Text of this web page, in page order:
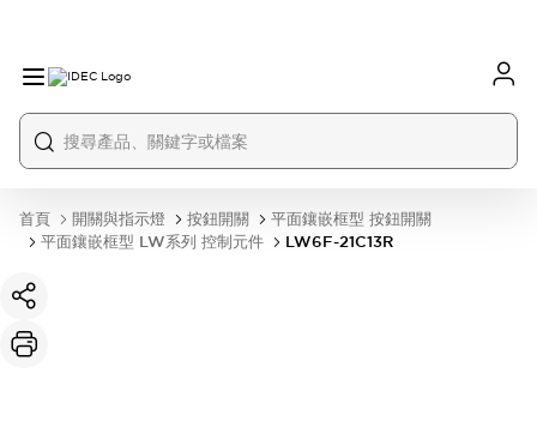
首頁 開關與指示燈 按鈕開關
平面鑲嵌框型 按鈕開關
平面鑲嵌框型 LW系列 控制元件
LW6F-21C13R